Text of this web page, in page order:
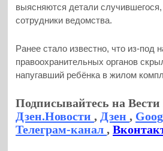
выясняются детали
сотрудники ведомства.
Ранее стало известно, что из-под
правоохранительных органов
напугавший ребёнка в жилом
Подписывайтесь на
Дзен.Новости, Дзен,
Телеграм-канал,